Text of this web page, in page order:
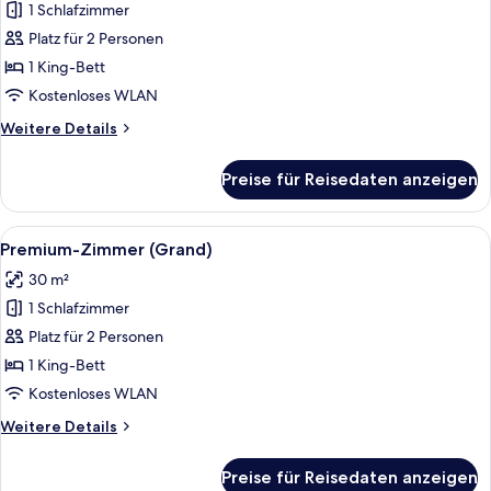
+
Child)
Superior-
Zimmer,
Balkon
anzeigen
1 Schlafzimmer
Platz für 2 Personen
1 King-Bett
Kostenloses WLAN
Weitere Details
Weitere
Zimmer,
Balkon
Preise für Reisedaten anzeigen
Alle
Fotos
für
Premium-
Zimmer
(Grand)
anzeigen
Ein modernes Hotelzimmer mit
6
Premium-Zimmer (Grand)
30 m²
1 Schlafzimmer
Platz für 2 Personen
1 King-Bett
Kostenloses WLAN
Weitere Details
Weitere
Preise für Reisedaten anzeigen